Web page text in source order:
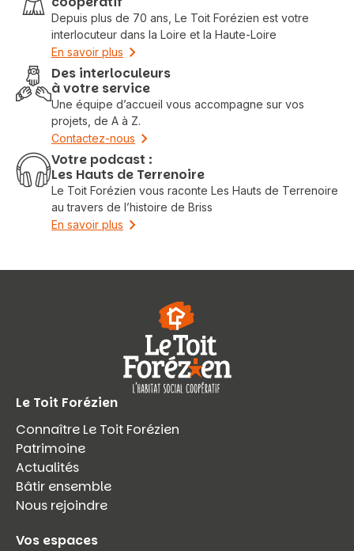
Depuis plus de 70 ans, Le Toit Forézien est votre
interlocuteur dans la Loire et la Haute-Loire
En savoir plus
Des interloculeurs
à votre service
Une équipe d’accueil vous accompagne sur vos
projets, de A à Z.
Contactez-nous
Votre podcast :
Les Hauts de Terrenoire
Le Toit Forézien vous raconte Les Hauts de Terrenoire
au travers de l’histoire de Briss
En savoir plus
Le Toit Forézien
Connaître Le Toit Forézien
Patrimoine
Actualités
Bâtir ensemble
Nous rejoindre
Vos espaces